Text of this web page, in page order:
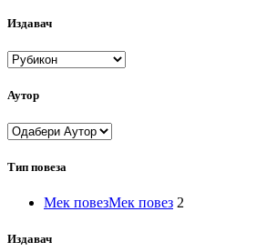
Издавач
Аутор
Тип повеза
Мек повезМек повез 2
Издавач